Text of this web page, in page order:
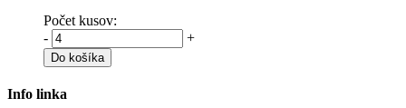
Počet kusov:
-
+
Do košíka
Info linka